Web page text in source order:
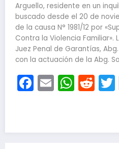
Arguello, residente en un
buscado desde el 20 de
de la causa N° 1981/12 por
Contra la Violencia
Juez Penal de Garantías,
con la actuación de la Abg.
Facebook
Email